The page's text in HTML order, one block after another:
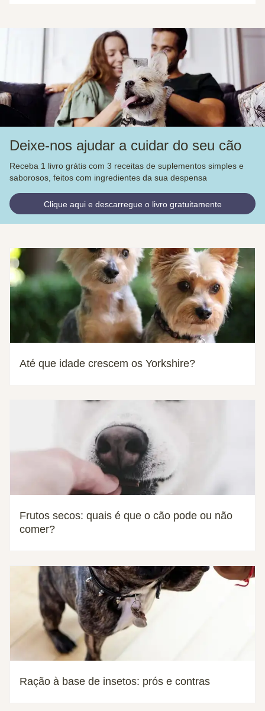
Deixe-nos ajudar a cuidar do seu cão
Receba 1 livro grátis com 3 receitas de suplementos simples e
saborosos, feitos com ingredientes da sua despensa
Clique aqui e descarregue o livro gratuitamente
Até que idade crescem os Yorkshire?
Frutos secos: quais é que o cão pode ou não
comer?
Ração à base de insetos: prós e contras